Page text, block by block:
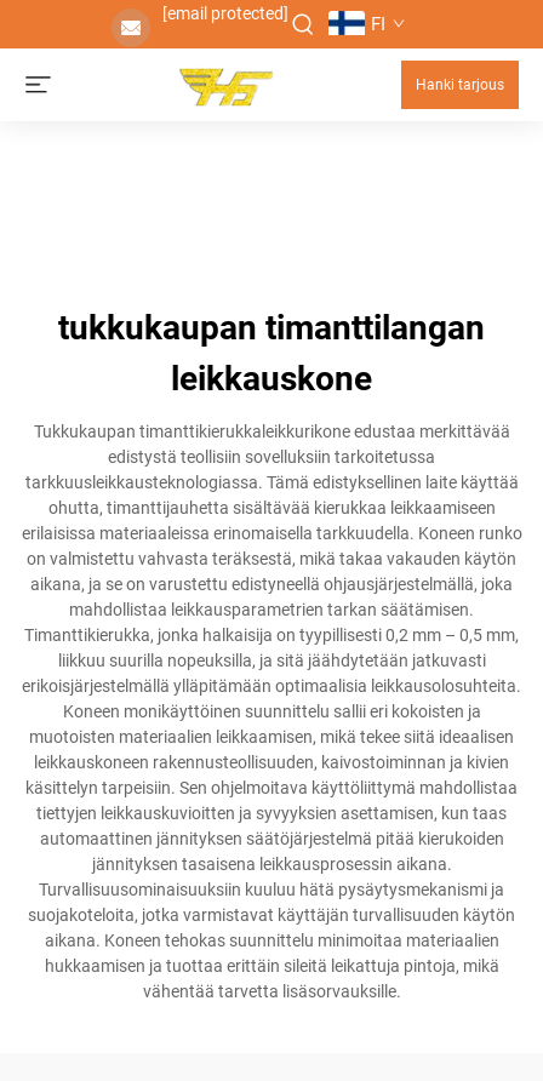
[email protected] FI
Hanki tarjous
tukkukaupan timanttilangan
leikkauskone
Tukkukaupan timanttikierukkaleikkurikone edustaa merkittävää
edistystä teollisiin sovelluksiin tarkoitetussa
tarkkuusleikkausteknologiassa. Tämä edistyksellinen laite käyttää
ohutta, timanttijauhetta sisältävää kierukkaa leikkaamiseen
erilaisissa materiaaleissa erinomaisella tarkkuudella. Koneen runko
on valmistettu vahvasta teräksestä, mikä takaa vakauden käytön
aikana, ja se on varustettu edistyneellä ohjausjärjestelmällä, joka
mahdollistaa leikkausparametrien tarkan säätämisen.
Timanttikierukka, jonka halkaisija on tyypillisesti 0,2 mm – 0,5 mm,
liikkuu suurilla nopeuksilla, ja sitä jäähdytetään jatkuvasti
erikoisjärjestelmällä ylläpitämään optimaalisia leikkausolosuhteita.
Koneen monikäyttöinen suunnittelu sallii eri kokoisten ja
muotoisten materiaalien leikkaamisen, mikä tekee siitä ideaalisen
leikkauskoneen rakennusteollisuuden, kaivostoiminnan ja kivien
käsittelyn tarpeisiin. Sen ohjelmoitava käyttöliittymä mahdollistaa
tiettyjen leikkauskuvioitten ja syvyyksien asettamisen, kun taas
automaattinen jännityksen säätöjärjestelmä pitää kierukoiden
jännityksen tasaisena leikkausprosessin aikana.
Turvallisuusominaisuuksiin kuuluu hätä pysäytysmekanismi ja
suojakoteloita, jotka varmistavat käyttäjän turvallisuuden käytön
aikana. Koneen tehokas suunnittelu minimoitaa materiaalien
hukkaamisen ja tuottaa erittäin sileitä leikattuja pintoja, mikä
vähentää tarvetta lisäsorvauksille.